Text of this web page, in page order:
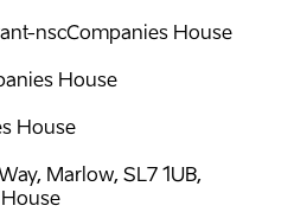
nscCompanies House
House
House
Marlow, SL7 1UB,